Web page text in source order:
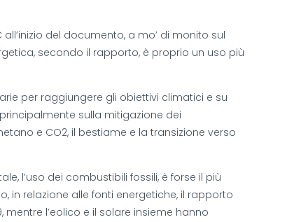
del documento, a mo’ di monito sul
secondo il rapporto, è proprio un uso più
per raggiungere gli obiettivi climatici e su
sulla mitigazione dei
e CO2, il bestiame e la transizione verso
l’uso dei combustibili fossili, è forse il più
relazione alle fonti energetiche, il rapporto
l’eolico e il solare insieme hanno